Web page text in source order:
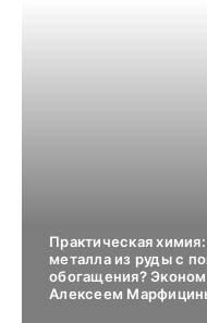
Практическая
металла из руды с
обогащения?
Алексеем